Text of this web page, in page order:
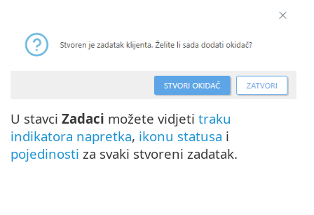
U stavci Zadaci možete vidjeti traku
indikatora napretka, ikonu statusa i
pojedinosti za svaki stvoreni zadatak.